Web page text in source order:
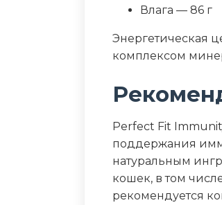
Влага — 86 г
Энергетическая
комплексом
Perfect Fit
поддержания
натуральным
кошек, в том
рекомендуется